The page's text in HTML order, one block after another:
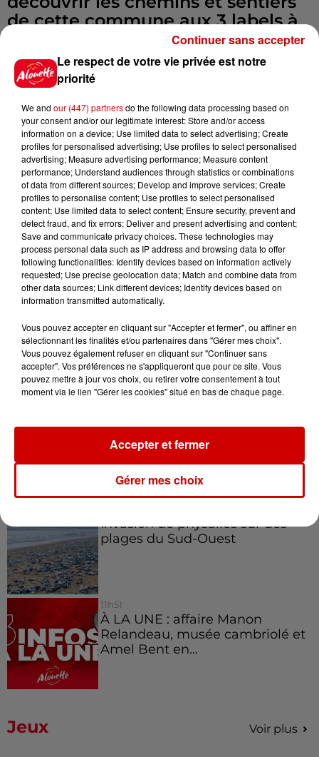
de cette commune aux 3 labels à
savoir: "Petites Cités de caractère",
"villages de pierres et d'eau"," ville
et métier d'art.
Départ à partir de 8 h du centre
de saint savinien, l'abbaye des
Augustins.
les parcours VTT 25, 35 , 45 km et
marche de 10 et 15 km seront
balisés pour vous emmener dans
la campagne environnante.
Ravitaillement sur les parcours
ainsi que le pot de l'amitié à
l'arrivée.
Infos
Voir plus
Un homme décède après une
noyade dans le Finistère
Vendre un chiot en animalerie
peut coûter très cher
Invasion de physalies sur des
plages du Sud-Ouest
11h51
À LA UNE : affaire Manon
Relandeau, musée cambriolé et
Amel Bent en...
Jeux Voir plus
Le respect de votre vie privée est notre
priorité
We and our (447) partnersdo the following data processing based on
your consent and/or our legitimate interest: Store and/or access
information on a device; Use limited data to select advertising; Create
profiles for personalised advertising; Use profiles to select personalised
advertising; Measure advertising performance; Measure content
performance; Understand audiences through statistics or combinations
of data from different sources; Develop and improve services; Create
profiles to personalise content; Use profiles to select personalised
content; Use limited data to select content; Ensure security, prevent and
detect fraud, and fix errors; Deliver and present advertising and content;
Save and communicate privacy choices. These technologies may
process personal data such as IP address and browsing data to offer
following functionalities: Identify devices based on information actively
requested; Use precise geolocation data; Match and combine data from
other data sources; Link different devices; Identify devices based on
information transmitted automatically.
Vous pouvez accepter en cliquant sur "Accepter et fermer", ou affiner en
sélectionnant les finalités et/ou partenaires dans "Gérer mes choix".
Vous pouvez également refuser en cliquant sur "Continuer sans
accepter". Vos préférences ne s'appliqueront que pour ce site. Vous
pouvez mettre à jour vos choix, ou retirer votre consentement à tout
moment via le lien "Gérer les cookies" situé en bas de chaque page.
Gérer mes choix
Accepter et fermer
Continuer sans accepter